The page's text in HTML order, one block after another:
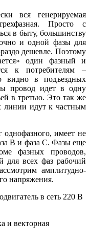
вся генерируемая
Просто с
в быту, большинству
и одной фазы для
дешевле. Поэтому
один фазный и
к потребителям –
видно в подъездных
провод идет в одну
в третью. Это так же
линии идут к частным
однофазного, имеет не
B и фаза C. Фазы еще
фазных проводов,
для всех фаз рабочий
амплитудно-
напряжения.
и векторная